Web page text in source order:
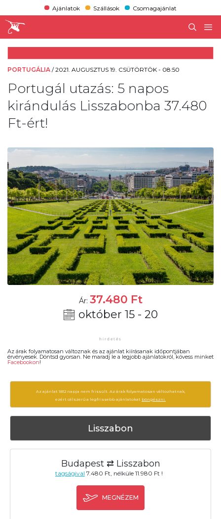
Ajánlatok Szállások Csomagajánlat
PORTUGÁLIA /2021. AUGUSZTUS 19. CSÜTÖRTÖK - 08:50
Portugál utazás: 5 napos
kirándulás Lisszabonba 37.480
Ft-ért!
Ár: 37.480 Ft
október 15 - 20
Az árak folyamatosan változnak és az ajánlat kiírásanak időpontjában
érvényesek. Döntsd gyorsan. Ne maradj le a legjobb ajánlatokról, kövess minket
Facebookon!
Az ajánlat 1812 napja nem frissült. Az árak folyamatosan változhatnak,
ezért célszerű a legfrissebb ajánlatokat böngészni.
Lisszabon
Budapest ⇄ Lisszabon
tagságival 7.480 Ft, nélküle 11.980 Ft !
MEGNÉZEM